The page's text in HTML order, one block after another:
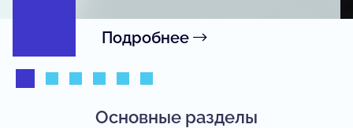
Подробнее
Основные разделы